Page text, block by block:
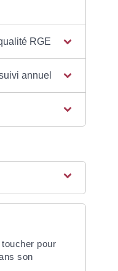
RGE
annuel
pour
son